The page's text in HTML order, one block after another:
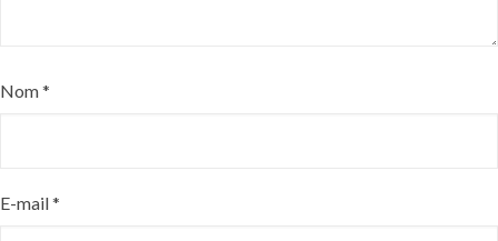
Nom*
E-mail*